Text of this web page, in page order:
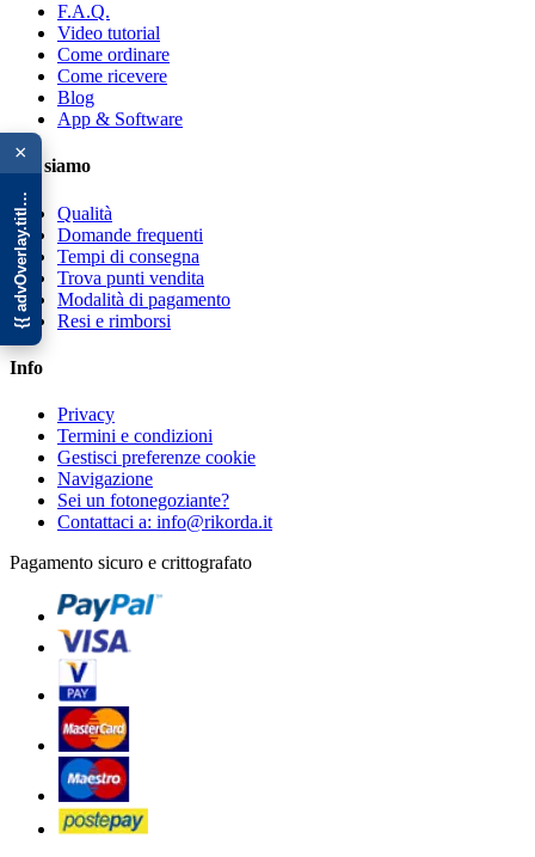
×
{{ advOverlay.title || 'Promo' }}
F.A.Q.
Video tutorial
Come ordinare
Come ricevere
Blog
App & Software
Chi siamo
Qualità
Domande frequenti
Tempi di consegna
Trova punti vendita
Modalità di pagamento
Resi e rimborsi
Info
Privacy
Termini e condizioni
Gestisci preferenze cookie
Navigazione
Sei un fotonegoziante?
Contattaci a: info@rikorda.it
Pagamento sicuro e crittografato